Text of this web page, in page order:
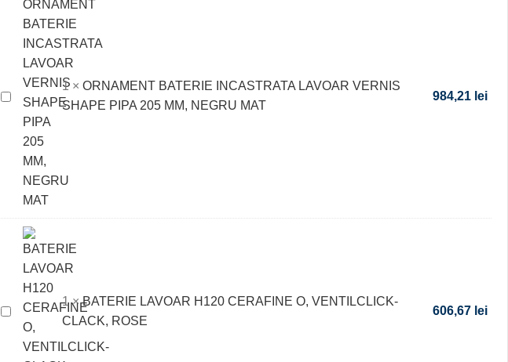
ALB
LUCIOS
ORNAMENT
BATERIE
INCASTRATA
LAVOAR
VERNIS
SHAPE
MM,
NEGRU
MAT
1× ORNAMENT BATERIE INCASTRATA LAVOAR VERNIS
SHAPE PIPA 205 MM, NEGRU MAT
984,21 lei
BATERIE
LAVOAR
H120
1×BATERIE LAVOAR H120 CERAFINE O, VENTILCLICK-
CLACK, ROSE
606,67 lei